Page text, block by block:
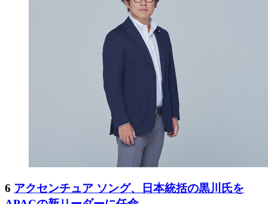
6 アクセンチュア ソング、日本統括の黒川氏を